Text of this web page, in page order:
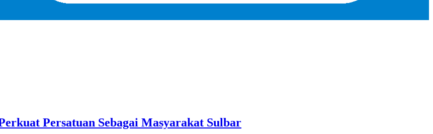
Persatuan Sebagai Masyarakat Sulbar